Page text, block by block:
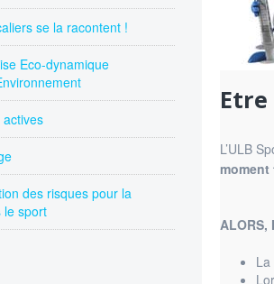
se la racontent !
Eco-dynamique
actives
des risques pour la
le sport
L’ULB
moment
ALORS,